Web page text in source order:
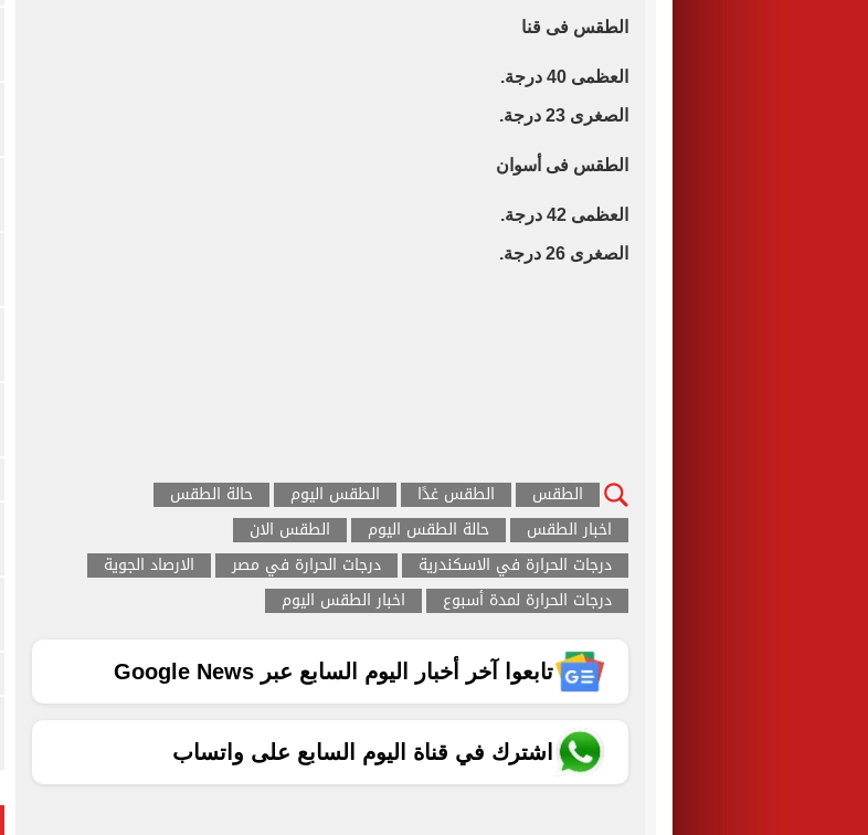
الطقس فى قنا
العظمى 40 درجة.
الصغرى 23 درجة.
الطقس فى أسوان
العظمى 42 درجة.
الصغرى 26 درجة.
الطقس الطقس غدًا الطقس اليوم
حالة الطقس
اخبار الطقس
حالة الطقس اليوم
الطقس الان
درجات الحرارة في الاسكندرية
درجات الحرارة في مصر
الارصاد الجوية
درجات الحرارة لمدة أسبوع
اخبار الطقس اليوم
تابعوا آخر أخبار اليوم السابع عبر Google News
اشترك في قناة اليوم السابع على واتساب